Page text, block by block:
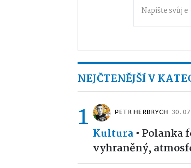
NEJČTENĚJŠÍ V
1 PETR HERBRYCH 30.
Kultura• Polanka
vyhraněný,